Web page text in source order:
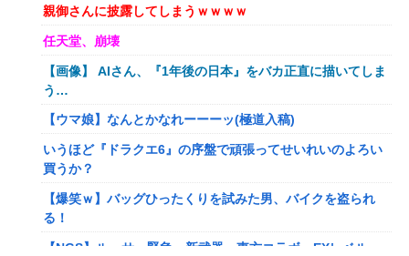
親御さんに披露してしまうｗｗｗｗ
任天堂、崩壊
【画像】 AIさん、『1年後の日本』をバカ正直に描いてしま
う…
【ウマ娘】なんとかなれーーーッ(極道入稿)
いうほど『ドラクエ6』の序盤で頑張ってせいれいのよろい
買うか？
【爆笑ｗ】バッグひったくりを試みた男、バイクを盗られ
る！
【NGS】ルーサー緊急、新武器、東方コラボ、EXレベル